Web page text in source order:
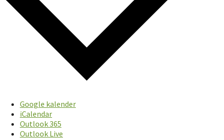
Google kalender
iCalendar
Outlook 365
Outlook Live